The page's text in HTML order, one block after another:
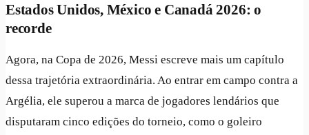
Estados Unidos, México e Canadá 2026: o
recorde
Agora, na Copa de 2026, Messi escreve mais um capítulo
dessa trajetória extraordinária. Ao entrar em campo contra a
Argélia, ele superou a marca de jogadores lendários que
disputaram cinco edições do torneio, como o goleiro